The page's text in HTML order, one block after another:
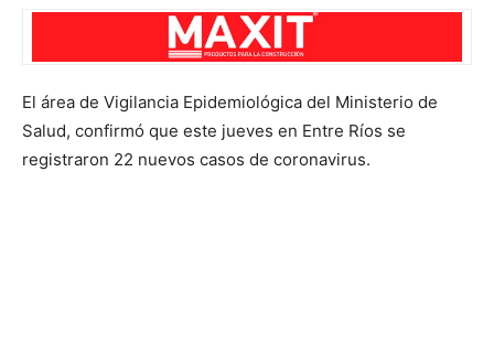
El área de Vigilancia Epidemiológica del Ministerio de
Salud, confirmó que este jueves en Entre Ríos se
registraron 22 nuevos casos de coronavirus.